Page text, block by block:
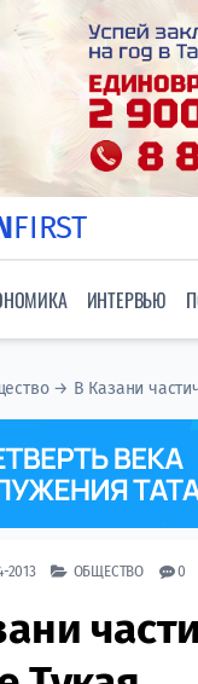
FIRST
ИНТЕРВЬЮ
→ В Казани
2013 ОБЩЕСТВО 0